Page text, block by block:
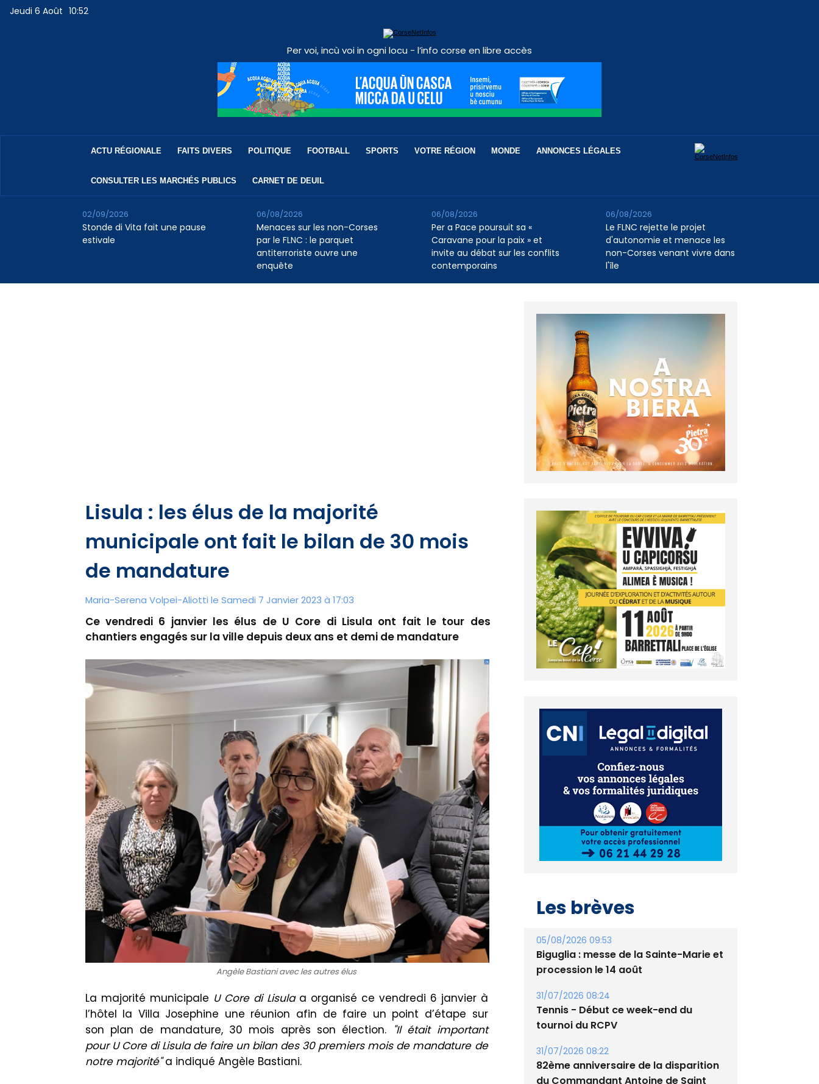
Jeudi 6 Août 10:52
Per voi, incù voi in ogni locu - l’info corse en libre accès
ACTU RÉGIONALE FAITS DIVERS POLITIQUE FOOTBALL SPORTS VOTRE RÉGION MONDE ANNONCES LÉGALES
CONSULTER LES MARCHÉS PUBLICS CARNET DE DEUIL
Stonde di Vita fait une pause
estivale
02/09/2026
Menaces sur les non-Corses
par le FLNC : le parquet
antiterroriste ouvre une
enquête
06/08/2026
Per a Pace poursuit sa «
Caravane pour la paix » et
invite au débat sur les conflits
contemporains
06/08/2026
Le FLNC rejette le projet
d'autonomie et menace les
non-Corses venant vivre dans
l'île
06/08/2026
Lisula : les élus de la majorité
municipale ont fait le bilan de 30 mois
de mandature
Maria-Serena Volpei-Aliotti le Samedi 7 Janvier 2023 à 17:03
Ce vendredi 6 janvier les élus de U Core di Lisula ont fait le tour des
chantiers engagés sur la ville depuis deux ans et demi de mandature
Angèle Bastiani avec les autres élus
La majorité municipale U Coredi Lisulaa organisé ce vendredi 6 janvier à
l’hôtel la Villa Josephine une réunion afin de faire un point d’étape sur
son plan de mandature, 30 mois après son élection. "Il était important
pour U CorediLisulade faire un bilan des 30 premiers mois de mandature de
notre majorité"a indiqué Angèle Bastiani.
05/08/2026 09:53
procession le 14 août
31/07/2026 08:24
Tennis - Début ce week-end du
tournoi du RCPV
31/07/2026 08:22
du Commandant Antoine de Saint
Exupery